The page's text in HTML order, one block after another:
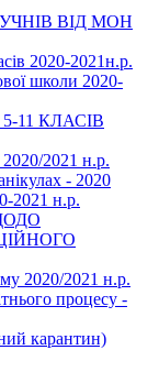
ВІД МОН
2020-2021н.р.
школи 2020-
11 КЛАСІВ
2020/2021 н.р.
- 2020
2021 н.р.
2020/2021 н.р.
процесу -
карантин)